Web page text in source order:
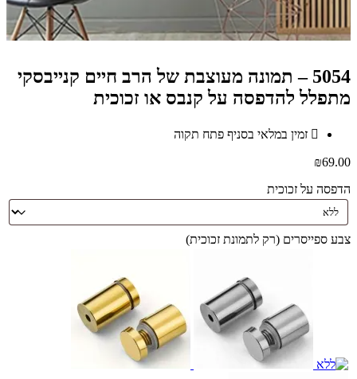
5054 – תמונה מעוצבת של הרב חיים קנייבסקי
מתפלל להדפסה על קנבס או זכוכית
זמין במלאי בסניף פתח תקוה
₪69.00
הדפסה על זכוכית
צבע ספייסרים (רק לתמונת זכוכית)